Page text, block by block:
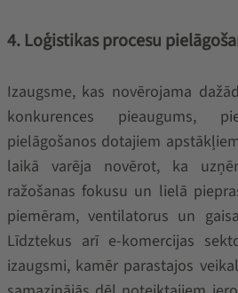
4. Loģistikas procesu
Izaugsme, kas novērojama
konkurences pieaugums,
pielāgošanos dotajiem
laikā varēja novērot, ka
ražošanas fokusu un lielā
piemēram, ventilatorus un
Līdztekus arī e-komercijas
izaugsmi, kamēr parastajos